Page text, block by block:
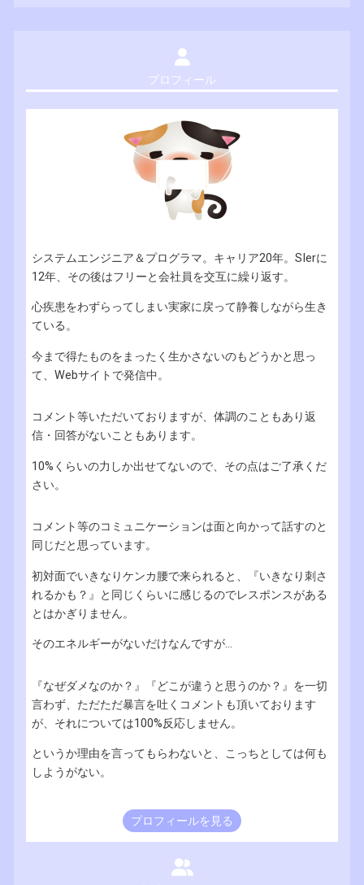
プロフィール
システムエンジニア＆プログラマ。キャリア20年。SIerに
12年、その後はフリーと会社員を交互に繰り返す。
心疾患をわずらってしまい実家に戻って静養しながら生き
ている。
今まで得たものをまったく生かさないのもどうかと思っ
て、Webサイトで発信中。
コメント等いただいておりますが、体調のこともあり返
信・回答がないこともあります。
10%くらいの力しか出せてないので、その点はご了承くだ
さい。
コメント等のコミュニケーションは面と向かって話すのと
同じだと思っています。
初対面でいきなりケンカ腰で来られると、『いきなり刺さ
れるかも？』と同じくらいに感じるのでレスポンスがある
とはかぎりません。
そのエネルギーがないだけなんですが...
『なぜダメなのか？』『どこが違うと思うのか？』を一切
言わず、ただただ暴言を吐くコメントも頂いております
が、それについては100%反応しません。
というか理由を言ってもらわないと、こっちとしては何も
しようがない。
プロフィールを見る